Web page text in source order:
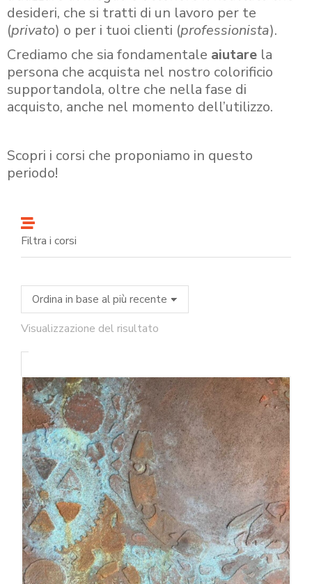
desideri, che si tratti di un lavoro per te
(privato) o per i tuoi clienti (professionista).
Crediamo che sia fondamentale aiutare la
persona che acquista nel nostro colorificio
supportandola, oltre che nella fase di
acquisto, anche nel momento dell’utilizzo.
Scopri i corsi che proponiamo in questo
periodo!
Filtra i corsi
Visualizzazione del risultato